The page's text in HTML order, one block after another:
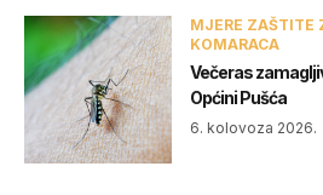
MJERE ZAŠTITE
KOMARACA
Večeras
Općini Pušća
6. kolovoza 2026.